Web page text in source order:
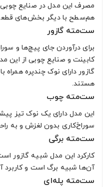
مصرف این مدل در صنایع
هم‌سطح با دیگر بخش‌های
ست‌مته گازور
برای درآوردن جای پیچ‌ها و
کابینت و صنایع چوبی از این
گازور دارای نوک چندپره
هستند.
ست‌مته چوب
این مدل دارای یک نوک تیز
سوراخ‌کاری بدون لغزش و به
ست‌مته برگی
کارکرد این مدل شبیه گازور
آن‌ها شبیه برگ است و
ست‌مته پله‌ای